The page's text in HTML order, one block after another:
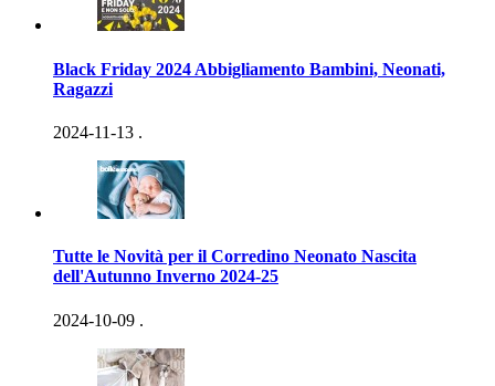
Black Friday 2024 Abbigliamento Bambini, Neonati,
Ragazzi
2024-11-13 .
Tutte le Novità per il Corredino Neonato Nascita
dell'Autunno Inverno 2024-25
2024-10-09 .